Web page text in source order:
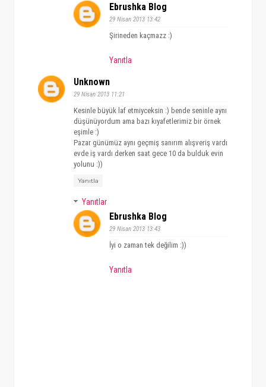
Ebrushka Blog
29 Nisan 2013 13:42
Şirineden kaçmazz :)
Yanıtla
Unknown
29 Nisan 2013 11:21
Kesinle büyük laf etmiyceksin :) bende seninle aynı
düşünüyordum ama bazı kıyafetlerimiz bir örnek
eşimle :)
Pazar günümüz aynı geçmiş sanırım alışveriş vardı
evde iş vardı derken saat gece 10 da bulduk evin
yolunu :))
Yanıtla
Yanıtlar
Ebrushka Blog
29 Nisan 2013 13:43
İyi o zaman tek değilim :))
Yanıtla